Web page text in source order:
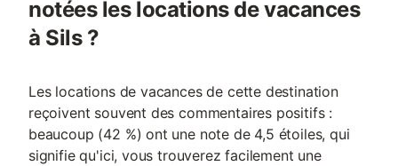
notées les locations de vacances
à Sils ?
Les locations de vacances de cette destination
reçoivent souvent des commentaires positifs :
beaucoup (42 %) ont une note de 4,5 étoiles, qui
signifie qu'ici, vous trouverez facilement une